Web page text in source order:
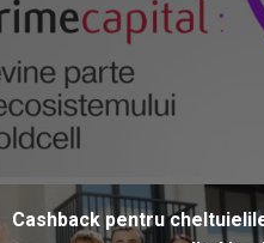
Cashback pentru